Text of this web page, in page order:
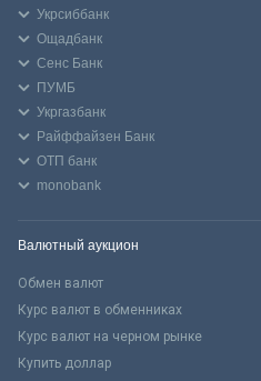
Укрсиббанк
Ощадбанк
Сенс Банк
ПУМБ
Укргазбанк
Райффайзен Банк
ОТП банк
monobank
Валютный аукцион
Обмен валют
Курс валют в обменниках
Курс валют на черном рынке
Купить доллар